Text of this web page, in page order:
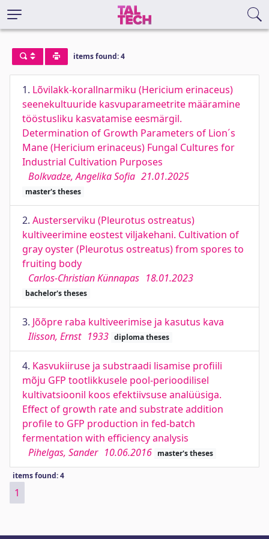
items found: 4
1. Lõvilakk-korallnarmiku (Hericium erinaceus)
seenekultuuride kasvuparameetrite määramine
tööstusliku kasvatamise eesmärgil.
Determination of Growth Parameters of Lion´s
Mane (Hericium erinaceus) Fungal Cultures for
Industrial Cultivation Purposes
Bolkvadze, Angelika Sofia 21.01.2025
master's theses
2. Austerserviku (Pleurotus ostreatus)
kultiveerimine eostest viljakehani. Cultivation of
gray oyster (Pleurotus ostreatus) from spores to
fruiting body
Carlos-Christian Künnapas 18.01.2023
bachelor's theses
3. Jõõpre raba kultiveerimise ja kasutus kava
Ilisson, Ernst 1933 diploma theses
4. Kasvukiiruse ja substraadi lisamise profiili
mõju GFP tootlikkusele pool-perioodilisel
kultivatsioonil koos efektiivsuse analüüsiga.
Effect of growth rate and substrate addition
profile to GFP production in fed-batch
fermentation with efficiency analysis
Pihelgas, Sander 10.06.2016 master's theses
items found: 4
1